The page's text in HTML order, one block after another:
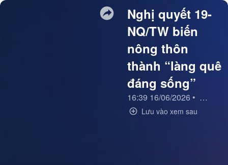
Nghị quyết 19-
NQ/TW biến
nông thôn
thành “làng quê
đáng sống”
16:39 16/06/2026 • Đưa
Lưu vào xem sau